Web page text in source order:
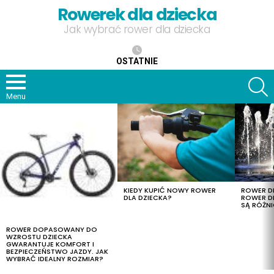
Rowerek dla dziecka
Jak wybrać rower dla dziecka
OSTATNIE
Menu
ROWER DOPASOWANY DO
WZROSTU DZIECKA
GWARANTUJE KOMFORT I
BEZPIECZEŃSTWO JAZDY. JAK
WYBRAĆ IDEALNY ROZMIAR?
KIEDY KUPIĆ NOWY ROWER
DLA DZIECKA?
ROWER
ROWER
SĄ